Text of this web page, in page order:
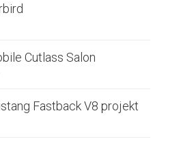
Cutlass Salon
Fastback V8 projekt